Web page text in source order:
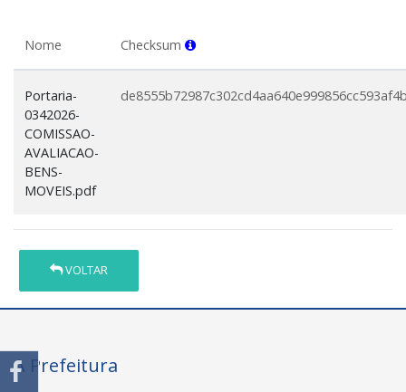
Nome Checksum
Portaria-
0342026-
COMISSAO-
AVALIACAO-
BENS-
MOVEIS.pdf
VOLTAR
A Prefeitura